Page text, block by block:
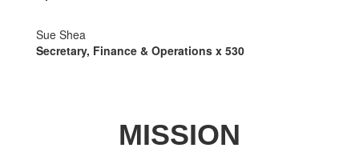
Sue Shea
Secretary, Finance & Operations x 530
MISSION